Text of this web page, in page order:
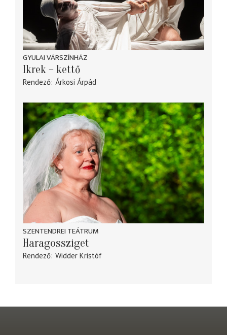
GYULAI VÁRSZÍNHÁZ
Ikrek – kettő
Rendező Árkosi Árpád
SZENTENDREI TEÁTRUM
Haragossziget
Rendező Widder Kristóf